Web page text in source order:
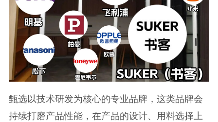
甄选以技术研发为核心的专业品牌，这类品牌会
持续打磨产品性能，在产品的设计、用料选择上